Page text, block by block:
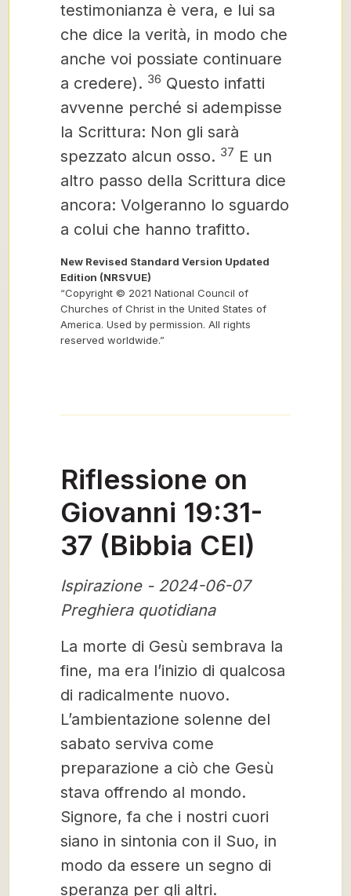
testimonianza è vera, e lui sa
che dice la verità, in modo che
anche voi possiate continuare
a credere). 36 Questo infatti
avvenne perché si adempisse
la Scrittura: Non gli sarà
spezzato alcun osso. 37 E un
altro passo della Scrittura dice
ancora: Volgeranno lo sguardo
a colui che hanno trafitto.
New Revised Standard Version Updated
Edition (NRSVUE)
“Copyright © 2021 National Council of
Churches of Christ in the United States of
America. Used by permission. All rights
reserved worldwide.”
Riflessione on
Giovanni 19:31-
37 (Bibbia CEI)
Ispirazione - 2024-06-07
Preghiera quotidiana
La morte di Gesù sembrava la
fine, ma era l’inizio di qualcosa
di radicalmente nuovo.
L’ambientazione solenne del
sabato serviva come
preparazione a ciò che Gesù
stava offrendo al mondo.
Signore, fa che i nostri cuori
siano in sintonia con il Suo, in
modo da essere un segno di
speranza per gli altri.